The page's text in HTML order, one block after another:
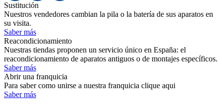
Sustitución
Nuestros vendedores cambian la pila o la batería de sus aparatos en
su visita.
Saber más
Reacondicionamiento
Nuestras tiendas proponen un servicio único en España: el
reacondicionamiento de aparatos antiguos o de montajes específicos.
Saber más
Abrir una franquicia
Para saber como unirse a nuestra franquicia clique aqui
Saber más